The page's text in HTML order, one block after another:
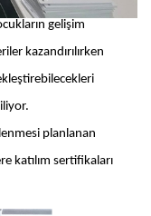
gelişim
kazandırılırken
planlanan
katılım sertifikaları